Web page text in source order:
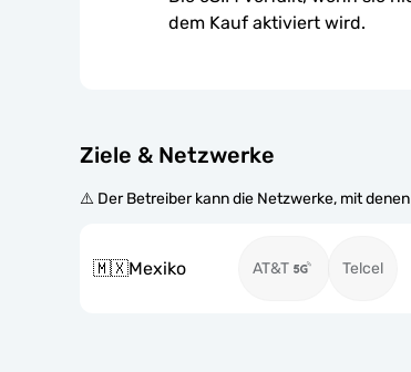
dem Kauf aktiviert wird.
Ziele & Netzwerke
⚠️ Der Betreiber kann die Netzwerke, mit
🇲🇽Mexiko AT&T Telcel